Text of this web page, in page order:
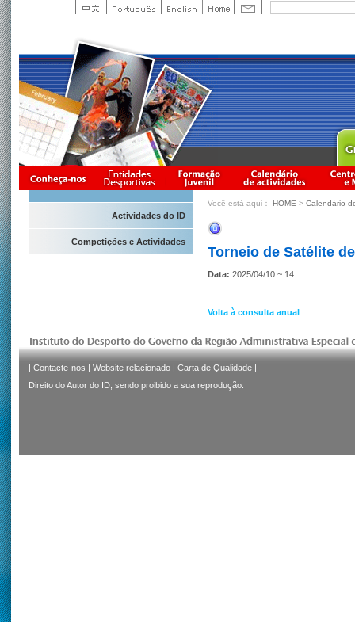
Actividades do ID
Competições e Actividades
Você está aqui： HOME > Calendário
Torneio de Satélite
Data: 2025/04/10 ~ 14
Volta à consulta anual
| Contacte-nos | Website relacionado | Carta de Qualidade |
Direito do Autor do ID, sendo proibido a sua reprodução.